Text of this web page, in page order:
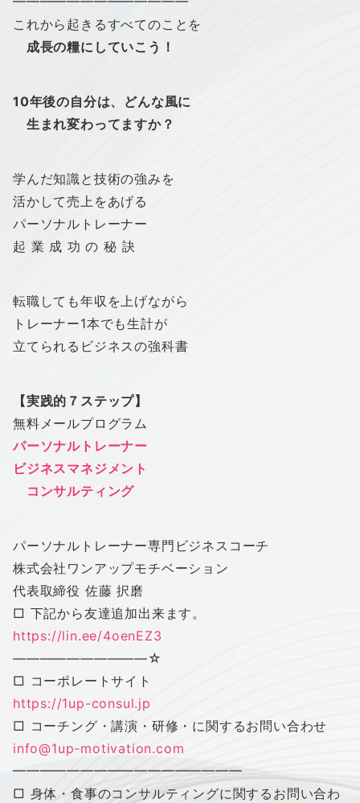
これから起きるすべてのことを
成長の糧にしていこう！
10年後の自分は、どんな風に
生まれ変わってますか？
学んだ知識と技術の強みを
活かして売上をあげる
パーソナルトレーナー
起 業 成 功 の 秘 訣
転職しても年収を上げながら
トレーナー1本でも生計が
立てられるビジネスの強科書
【実践的７ステップ】
無料メールプログラム
パーソナルトレーナー
ビジネスマネジメント
コンサルティング
パーソナルトレーナー専門ビジネスコーチ
株式会社 ワンアップモチベーション
代表取締役 佐藤 択磨
□ 下記から友達追加出来ます。
https://lin.ee/4oenEZ3
——————————☆
□ コーポレートサイト
https://1up-consul.jp
□ コーチング・講演・研修・に関するお問い合わせ
info@1up-motivation.com
━━━━━━━━━━━━━━━━━
□ 身体・食事のコンサルティングに関するお問い合わ